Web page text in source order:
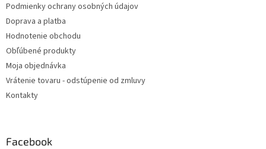
Podmienky ochrany osobných údajov
Doprava a platba
Hodnotenie obchodu
Obľúbené produkty
Moja objednávka
Vrátenie tovaru - odstúpenie od zmluvy
Kontakty
Facebook